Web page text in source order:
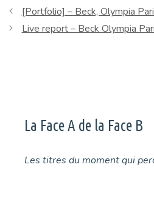
[Portfolio] – Beck, Olympia
Live report – Beck Olympia
La Face A de la Face B
Les titres du moment qui